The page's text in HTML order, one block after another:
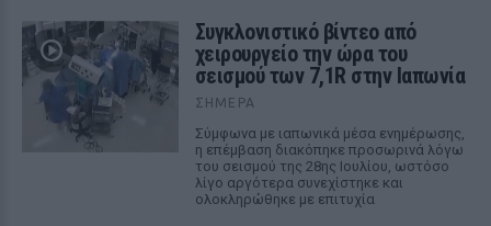
Συγκλονιστικό βίντεο από
χειρουργείο την ώρα του
σεισμού των 7,1R στην Ιαπωνία
ΣΉΜΕΡΑ
Σύμφωνα με ιαπωνικά μέσα ενημέρωσης,
η επέμβαση διακόπηκε προσωρινά λόγω
του σεισμού της 28ης Ιουλίου, ωστόσο
λίγο αργότερα συνεχίστηκε και
ολοκληρώθηκε με επιτυχία